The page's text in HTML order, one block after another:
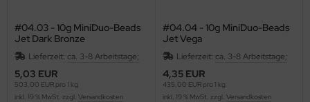
#04.03 - 10g MiniDuo-Beads
Jet Dark Bronze
Lieferzeit: ca. 3-8 Arbeitstage;
5,03 EUR
503,00 EUR pro 1 kg
inkl. 19 % MwSt. zzgl. Versandkosten
#04.04 - 10g MiniDuo-Beads
Jet Vega
Lieferzeit: ca. 3-8 Arbeitstage;
4,35 EUR
435,00 EUR pro 1 kg
inkl. 19 % MwSt. zzgl. Versandkosten